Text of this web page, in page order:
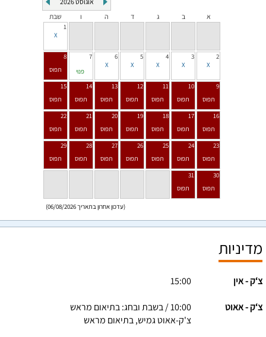
א
ב ג ד ה ו שבת
1
2
3
4
5
6
7
פנוי
8
9
10
11
12
13
14
15
16
17
18
19
20
21
22
23
24
25
26
27
28
29
30
31
(עדכון אחרון בתאריך 06/08/2026)
מדיניות
צ‘ק - אין 15:00
צ‘ק - אאוט
10:00 / בשבת ובחג: בתיאום מראש
צ'ק-אאוט גמיש, בתיאום מראש